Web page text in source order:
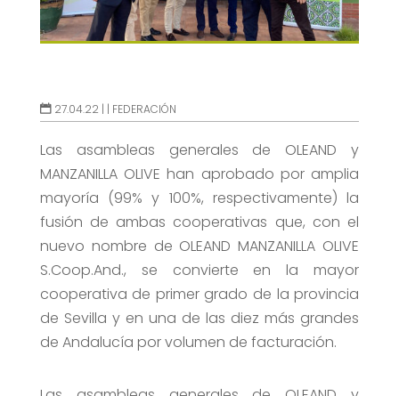
27.04.22 | | FEDERACIÓN
Las asambleas generales de OLEAND y
MANZANILLA OLIVE han aprobado por amplia
mayoría (99% y 100%, respectivamente) la
fusión de ambas cooperativas que, con el
nuevo nombre de OLEAND MANZANILLA OLIVE
S.Coop.And., se convierte en la mayor
cooperativa de primer grado de la provincia
de Sevilla y en una de las diez más grandes
de Andalucía por volumen de facturación.